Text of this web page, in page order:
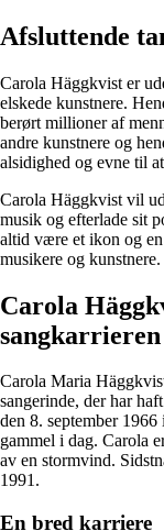
Afsluttende
Carola Häggkvist er
elskede kunstnere.
berørt millioner af
andre kunstnere og
alsidighed og evne til
Carola Häggkvist vil
musik og efterlade sit
altid være et ikon og
musikere og kunstnere.
Carola
sangkarrieren
Carola Maria
sangerinde, der har
den 8. september
gammel i dag. Carola
av en stormvind.
1991.
En bred karriere